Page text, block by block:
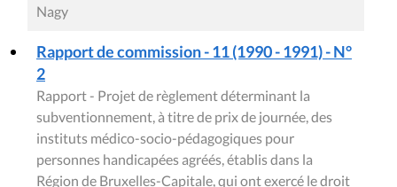
Nagy
Rapport de commission - 11 (1990 - 1991) - N°
2
Rapport - Projet de règlement déterminant la
subventionnement, à titre de prix de journée, des
instituts médico-socio-pédagogiques pour
personnes handicapées agréés, établis dans la
Région de Bruxelles-Capitale, qui ont exercé le droit